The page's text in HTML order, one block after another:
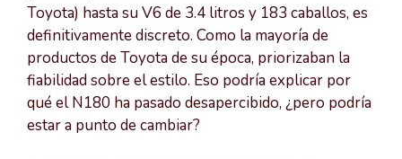
Toyota) hasta su V6 de 3.4 litros y 183 caballos, es
definitivamente discreto. Como la mayoría de
productos de Toyota de su época, priorizaban la
fiabilidad sobre el estilo. Eso podría explicar por
qué el N180 ha pasado desapercibido, ¿pero podría
estar a punto de cambiar?